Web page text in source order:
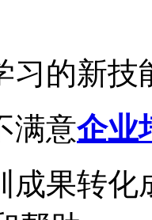
的新技
意企业
果转化